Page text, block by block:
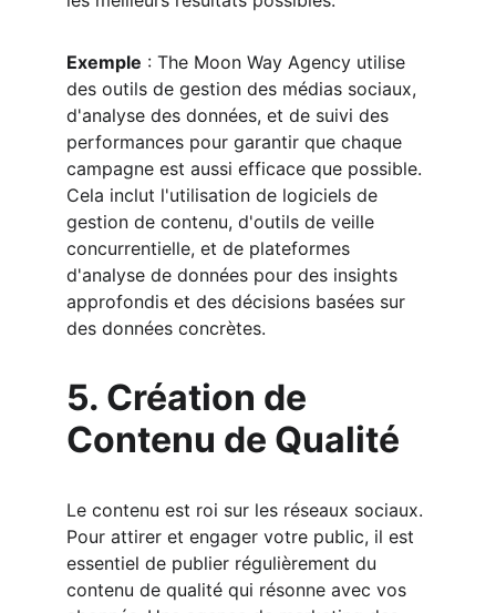
Exemple : The Moon Way Agency utilise
des outils de gestion des médias sociaux,
d'analyse des données, et de suivi des
performances pour garantir que chaque
campagne est aussi efficace que possible.
Cela inclut l'utilisation de logiciels de
gestion de contenu, d'outils de veille
concurrentielle, et de plateformes
d'analyse de données pour des insights
approfondis et des décisions basées sur
des données concrètes.
5. Création de
Contenu de Qualité
Le contenu est roi sur les réseaux sociaux.
Pour attirer et engager votre public, il est
essentiel de publier régulièrement du
contenu de qualité qui résonne avec vos